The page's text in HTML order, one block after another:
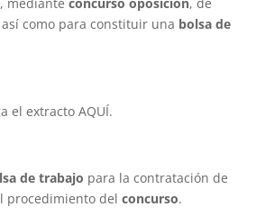
así como para constituir una bolsa de
el extracto AQUÍ.
de trabajo para la contratación de
procedimiento delconcurso.